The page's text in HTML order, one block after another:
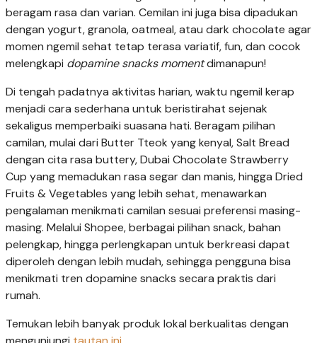
beragam rasa dan varian. Cemilan ini juga bisa dipadukan
dengan yogurt, granola, oatmeal, atau dark chocolate agar
momen ngemil sehat tetap terasa variatif, fun, dan cocok
melengkapi dopamine snacks momentdimanapun!
Di tengah padatnya aktivitas harian, waktu ngemil kerap
menjadi cara sederhana untuk beristirahat sejenak
sekaligus memperbaiki suasana hati. Beragam pilihan
camilan, mulai dari Butter Tteok yang kenyal, Salt Bread
dengan cita rasa buttery, Dubai Chocolate Strawberry
Cup yang memadukan rasa segar dan manis, hingga Dried
Fruits & Vegetables yang lebih sehat, menawarkan
pengalaman menikmati camilan sesuai preferensi masing-
masing. Melalui Shopee, berbagai pilihan snack, bahan
pelengkap, hingga perlengkapan untuk berkreasi dapat
diperoleh dengan lebih mudah, sehingga pengguna bisa
menikmati tren dopamine snacks secara praktis dari
rumah.
Temukan lebih banyak produk lokal berkualitas dengan